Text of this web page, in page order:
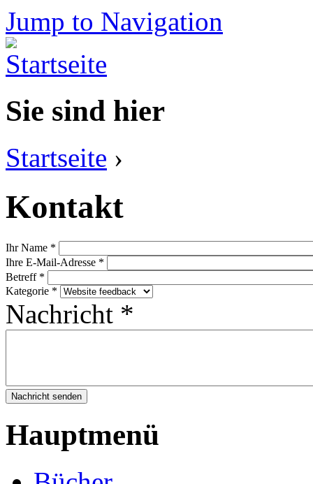
Jump to Navigation
Sie sind hier
Startseite ›
Kontakt
Ihr Name *
Ihre E-Mail-Adresse *
Betreff *
Kategorie *
Nachricht *
Hauptmenü